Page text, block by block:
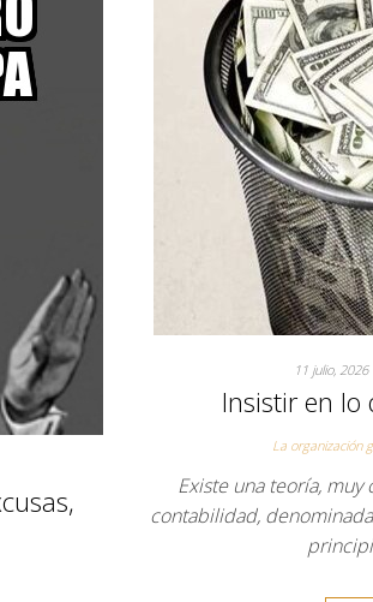
11 julio, 2026
Insistir en lo
La organización
Existe una teoría,
contabilidad,